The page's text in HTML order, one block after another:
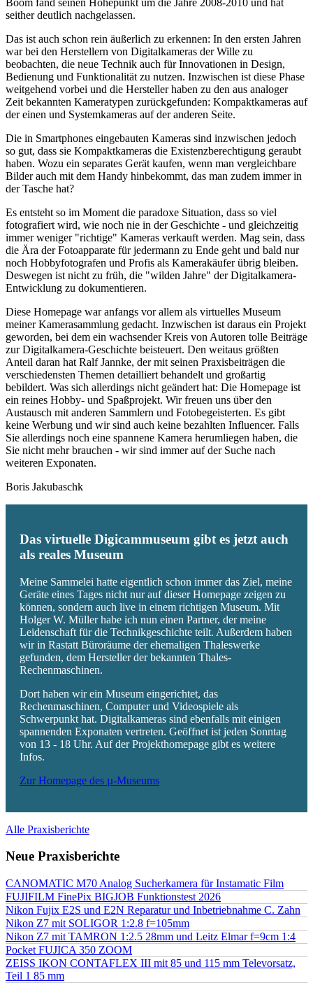
Boom fand seinen Höhepunkt um die Jahre 2008-2010 und hat
seither deutlich nachgelassen.
Das ist auch schon rein äußerlich zu erkennen: In den ersten Jahren
war bei den Herstellern von Digitalkameras der Wille zu
beobachten, die neue Technik auch für Innovationen in Design,
Bedienung und Funktionalität zu nutzen. Inzwischen ist diese Phase
weitgehend vorbei und die Hersteller haben zu den aus analoger
Zeit bekannten Kameratypen zurückgefunden: Kompaktkameras auf
der einen und Systemkameras auf der anderen Seite.
Die in Smartphones eingebauten Kameras sind inzwischen jedoch
so gut, dass sie Kompaktkameras die Existenzberechtigung geraubt
haben. Wozu ein separates Gerät kaufen, wenn man vergleichbare
Bilder auch mit dem Handy hinbekommt, das man zudem immer in
der Tasche hat?
Es entsteht so im Moment die paradoxe Situation, dass so viel
fotografiert wird, wie noch nie in der Geschichte - und gleichzeitig
immer weniger "richtige" Kameras verkauft werden. Mag sein, dass
die Ära der Fotoapparate für jedermann zu Ende geht und bald nur
noch Hobbyfotografen und Profis als Kamerakäufer übrig bleiben.
Deswegen ist nicht zu früh, die "wilden Jahre" der Digitalkamera-
Entwicklung zu dokumentieren.
Diese Homepage war anfangs vor allem als virtuelles Museum
meiner Kamerasammlung gedacht. Inzwischen ist daraus ein Projekt
geworden, bei dem ein wachsender Kreis von Autoren tolle Beiträge
zur Digitalkamera-Geschichte beisteuert. Den weitaus größten
Anteil daran hat Ralf Jannke, der mit seinen Praxisbeiträgen die
verschiedensten Themen detailliert behandelt und großartig
bebildert. Was sich allerdings nicht geändert hat: Die Homepage ist
ein reines Hobby- und Spaßprojekt. Wir freuen uns über den
Austausch mit anderen Sammlern und Fotobegeisterten. Es gibt
keine Werbung und wir sind auch keine bezahlten Influencer. Falls
Sie allerdings noch eine spannene Kamera herumliegen haben, die
Sie nicht mehr brauchen - wir sind immer auf der Suche nach
weiteren Exponaten.
Boris Jakubaschk
Das virtuelle Digicammuseum gibt es jetzt auch
als reales Museum
Meine Sammelei hatte eigentlich schon immer das Ziel, meine
Geräte eines Tages nicht nur auf dieser Homepage zeigen zu
können, sondern auch live in einem richtigen Museum. Mit
Holger W. Müller habe ich nun einen Partner, der meine
Leidenschaft für die Technikgeschichte teilt. Außerdem haben
wir in Rastatt Büroräume der ehemaligen Thaleswerke
gefunden, dem Hersteller der bekannten Thales-
Rechenmaschinen.
Dort haben wir ein Museum eingerichtet, das
Rechenmaschinen, Computer und Videospiele als
Schwerpunkt hat. Digitalkameras sind ebenfalls mit einigen
spannenden Exponaten vertreten. Geöffnet ist jeden Sonntag
von 13 - 18 Uhr. Auf der Projekthomepage gibt es weitere
Infos.
Zur Homepage des µ-Museums
Alle Praxisberichte
Neue Praxisberichte
CANOMATIC M70 Analog Sucherkamera für Instamatic Film
FUJIFILM FinePix BIGJOB Funktionstest 2026
Nikon Fujix E2S und E2N Reparatur und Inbetriebnahme C. Zahn
Nikon Z7 mit SOLIGOR 1:2.8 f=105mm
Nikon Z7 mit TAMRON 1:2.5 28mm und Leitz Elmar f=9cm 1:4
Pocket FUJICA 350 ZOOM
ZEISS IKON CONTAFLEX III mit 85 und 115 mm Televorsatz,
Teil 1 85 mm